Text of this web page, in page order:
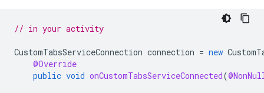
// in your activity
CustomTabsServiceConnection connection = new
@Override
public void onCustomTabsServiceConnected(